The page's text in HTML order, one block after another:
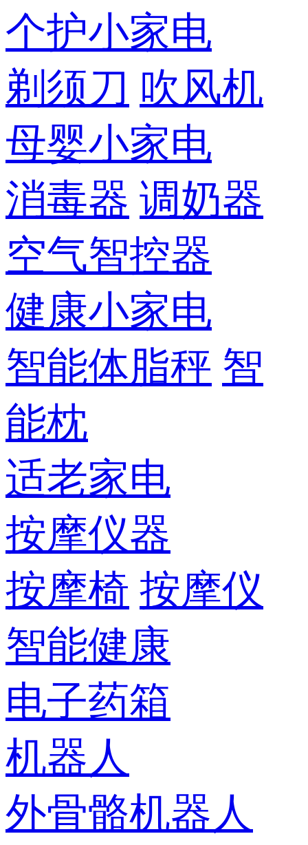
个护小家电
剃须刀 吹风机
母婴小家电
消毒器 调奶器
空气智控器
健康小家电
智能体脂秤 智
能枕
适老家电
按摩仪器
按摩椅 按摩仪
智能健康
电子药箱
机器人
外骨骼机器人